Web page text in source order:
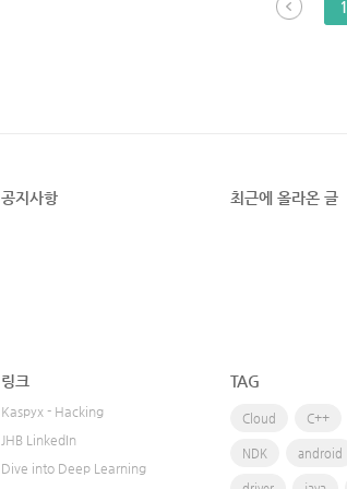
1
공지사항 최근에 올라온 글
링크
Kaspyx - Hacking
JHB LinkedIn
Dive into Deep Learning
TAG
Cloud C++
NDK android